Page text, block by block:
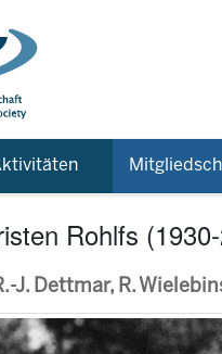
Rohlfs
J. Dettmar, R.